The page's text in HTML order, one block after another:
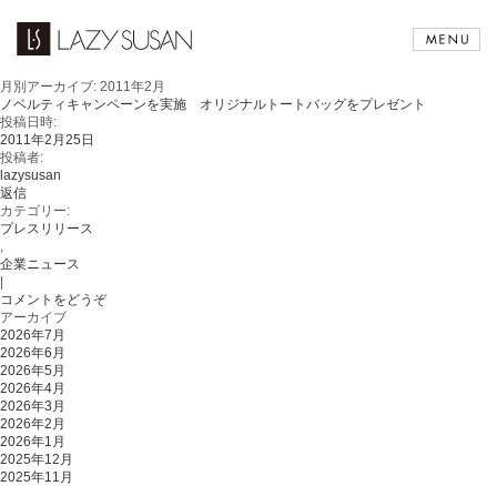
月別アーカイブ: 2011年2月
ノベルティキャンペーンを実施 オリジナルトートバッグをプレゼント
投稿日時:
2011年2月25日
投稿者:
lazysusan
返信
カテゴリー:
プレスリリース
,
企業ニュース
コメントをどうぞ
アーカイブ
2026年7月
2026年6月
2026年5月
2026年4月
2026年3月
2026年2月
2026年1月
2025年12月
2025年11月